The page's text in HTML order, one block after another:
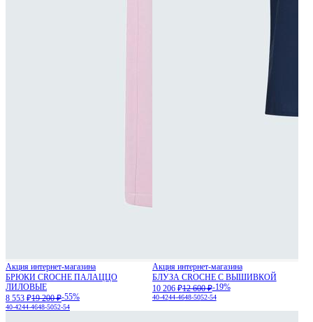
Акция интернет-магазина
БРЮКИ CROCHE ПАЛАЦЦО
ЛИЛОВЫЕ
8 553 ₽19 200 ₽-55%
40-4244-4648-5052-54
Акция интернет-магазина
БЛУЗА CROCHE С ВЫШИВКОЙ
10 206 ₽12 600 ₽-19%
40-4244-4648-5052-54